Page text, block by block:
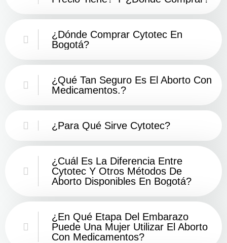
¿Dónde Comprar Cytotec En
Bogotá?
¿Qué Tan Seguro Es El Aborto Con
Medicamentos.?
¿Para Qué Sirve Cytotec?
¿Cuál Es La Diferencia Entre
Cytotec Y Otros Métodos De
Aborto Disponibles En Bogotá?
¿En Qué Etapa Del Embarazo
Puede Una Mujer Utilizar El Aborto
Con Medicamentos?